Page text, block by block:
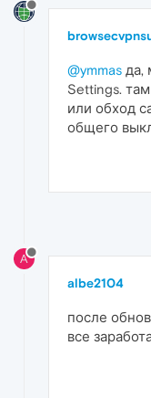
@ymmas да,
Settings.
или обход
общего
A
albe2104
после
все